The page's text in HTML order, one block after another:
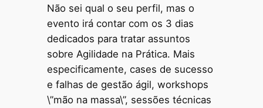
Não sei qual o seu perfil, mas o
evento irá contar com os 3 dias
dedicados para tratar assuntos
sobre Agilidade na Prática. Mais
especificamente, cases de sucesso
e falhas de gestão ágil, workshops
\”mão na massa\”, sessões técnicas